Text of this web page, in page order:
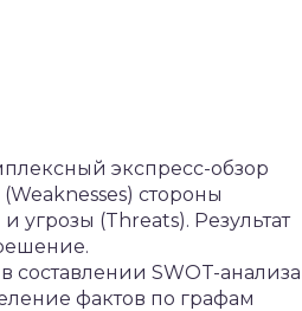
экспресс-обзор
стороны
(Threats). Результат
составлении SWOT-анализа
фактов по графам